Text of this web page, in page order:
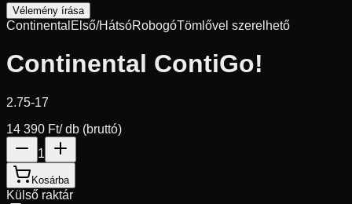
Vélemény írása
Continental Első/HátsóRobogóTömlővel szerelhető
Continental ContiGo!
2.75-17
14 390 Ft/ db (bruttó)
1
Kosárba
Külső raktár